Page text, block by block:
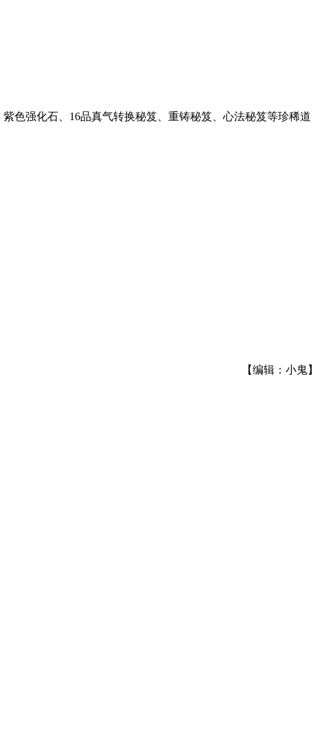
色强化石、16品真气转换秘笈、重铸秘笈、心法秘笈等珍稀道
【编辑：小鬼】